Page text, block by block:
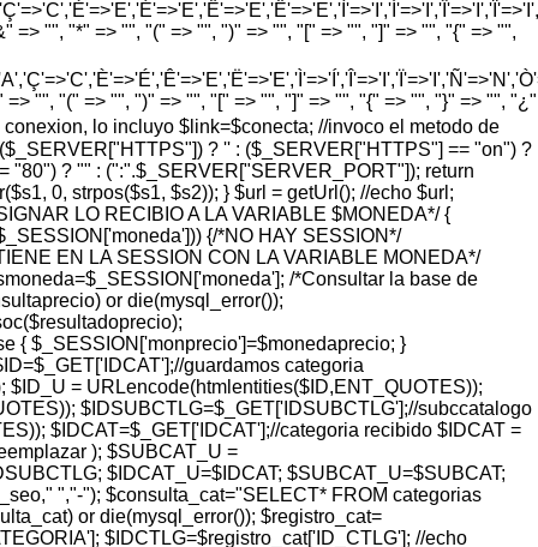
"", "*" => "", "(" => "", ")" => "", "[" => "", "]" => "", "{" => "",
"", "(" => "", ")" => "", "[" => "", "]" => "", "{" => "", "}" => "", "¿"
lo incluyo $link=$conecta; //invoco el metodo de
? '' : ($_SERVER["HTTPS"] == "on") ?
"80") ? "" : (":".$_SERVER["SERVER_PORT"]); return
0, strpos($s1, $s2)); } $url = getUrl(); //echo $url;
LO RECIBIO A LA VARIABLE $MONEDA*/ {
{/*NO HAY SESSION*/
EN LA SESSION CON LA VARIABLE MONEDA*/
/*Consultar la base de
or die(mysql_error());
{ $_SESSION['monprecio']=$monedaprecio; }
guardamos categoria
= URLencode(htmlentities($ID,ENT_QUOTES));
$IDSUBCTLG=$_GET['IDSUBCTLG'];//subccatalogo
$IDCAT=$_GET['IDCAT'];//categoria recibido $IDCAT =
); $SUBCAT_U =
$IDCAT_U=$IDCAT; $SUBCAT_U=$SUBCAT;
","-"); $consulta_cat="SELECT* FROM categorias
or die(mysql_error()); $registro_cat=
$IDCTLG=$registro_cat['ID_CTLG']; //echo